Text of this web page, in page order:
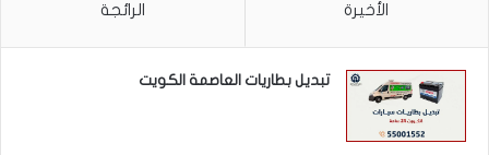
الأخيرة الرائجة
تبديل بطاريات العاصمة الكويت